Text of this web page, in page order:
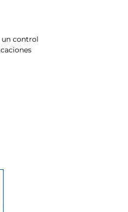
un control